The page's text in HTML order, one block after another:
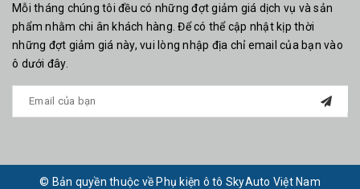
Mỗi tháng chúng tôi đều có những đợt giảm giá dịch vụ và sản
phẩm nhằm chi ân khách hàng. Để có thể cập nhật kịp thời
những đợt giảm giá này, vui lòng nhập địa chỉ email của bạn vào
ô dưới đây.
© Bản quyền thuộc về Phụ kiện ô tô SkyAuto Việt Nam